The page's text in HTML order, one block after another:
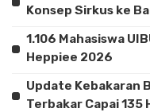
Konsep Sirkus ke
1.106 Mahasiswa
Heppiee 2026
Update Kebakaran
Terbakar Capai 135